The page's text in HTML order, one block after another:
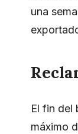
una
El fin del
máximo